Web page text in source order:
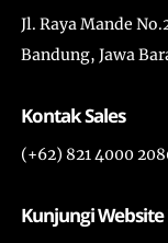
Jl. Raya Mande
Bandung, Jawa
Kontak Sales
(+62) 821 4000
Kunjungi